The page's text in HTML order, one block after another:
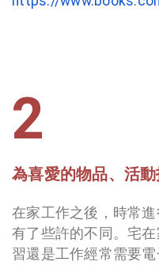
2
為喜愛的物品、活
在家工作之後，時常
有了些許的不同。宅
習還是工作經常需要